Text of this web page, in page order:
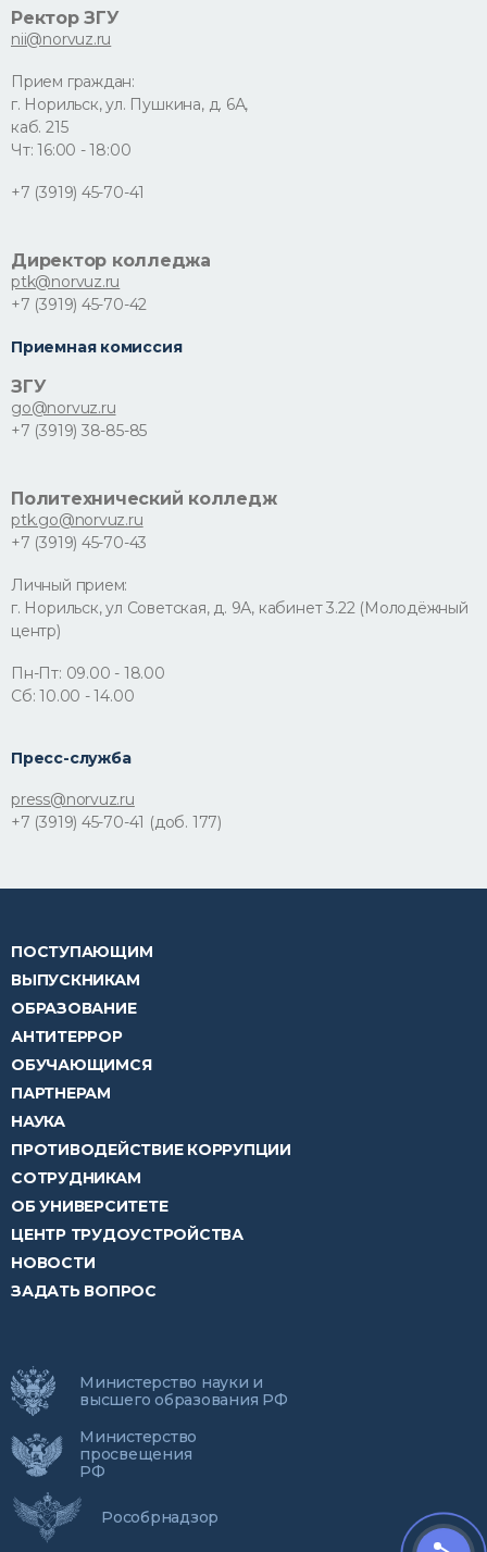
Ректор ЗГУ
nii@norvuz.ru
Прием граждан:
г. Норильск, ул. Пушкина, д. 6А,
каб. 215
Чт: 16:00 - 18:00
+7 (3919) 45-70-41
Директор колледжа
ptk@norvuz.ru
+7 (3919) 45-70-42
Приемная комиссия
ЗГУ
go@norvuz.ru
+7 (3919) 38-85-85
Политехнический колледж
ptk.go@norvuz.ru
+7 (3919) 45-70-43
Личный прием:
г. Норильск, ул Советская, д. 9А, кабинет 3.22 (Молодёжный
центр)
Пн-Пт: 09.00 - 18.00
Сб: 10.00 - 14.00
Пресс-служба
press@norvuz.ru
+7 (3919) 45-70-41 (доб. 177)
ПОСТУПАЮЩИМ
ВЫПУСКНИКАМ
ОБРАЗОВАНИЕ
АНТИТЕРРОР
ОБУЧАЮЩИМСЯ
ПАРТНЕРАМ
НАУКА
ПРОТИВОДЕЙСТВИЕ КОРРУПЦИИ
СОТРУДНИКАМ
ОБ УНИВЕРСИТЕТЕ
ЦЕНТР ТРУДОУСТРОЙСТВА
НОВОСТИ
ЗАДАТЬ ВОПРОС
Министерство науки и
высшего образования РФ
Министерство
просвещения
РФ
Рособрнадзор